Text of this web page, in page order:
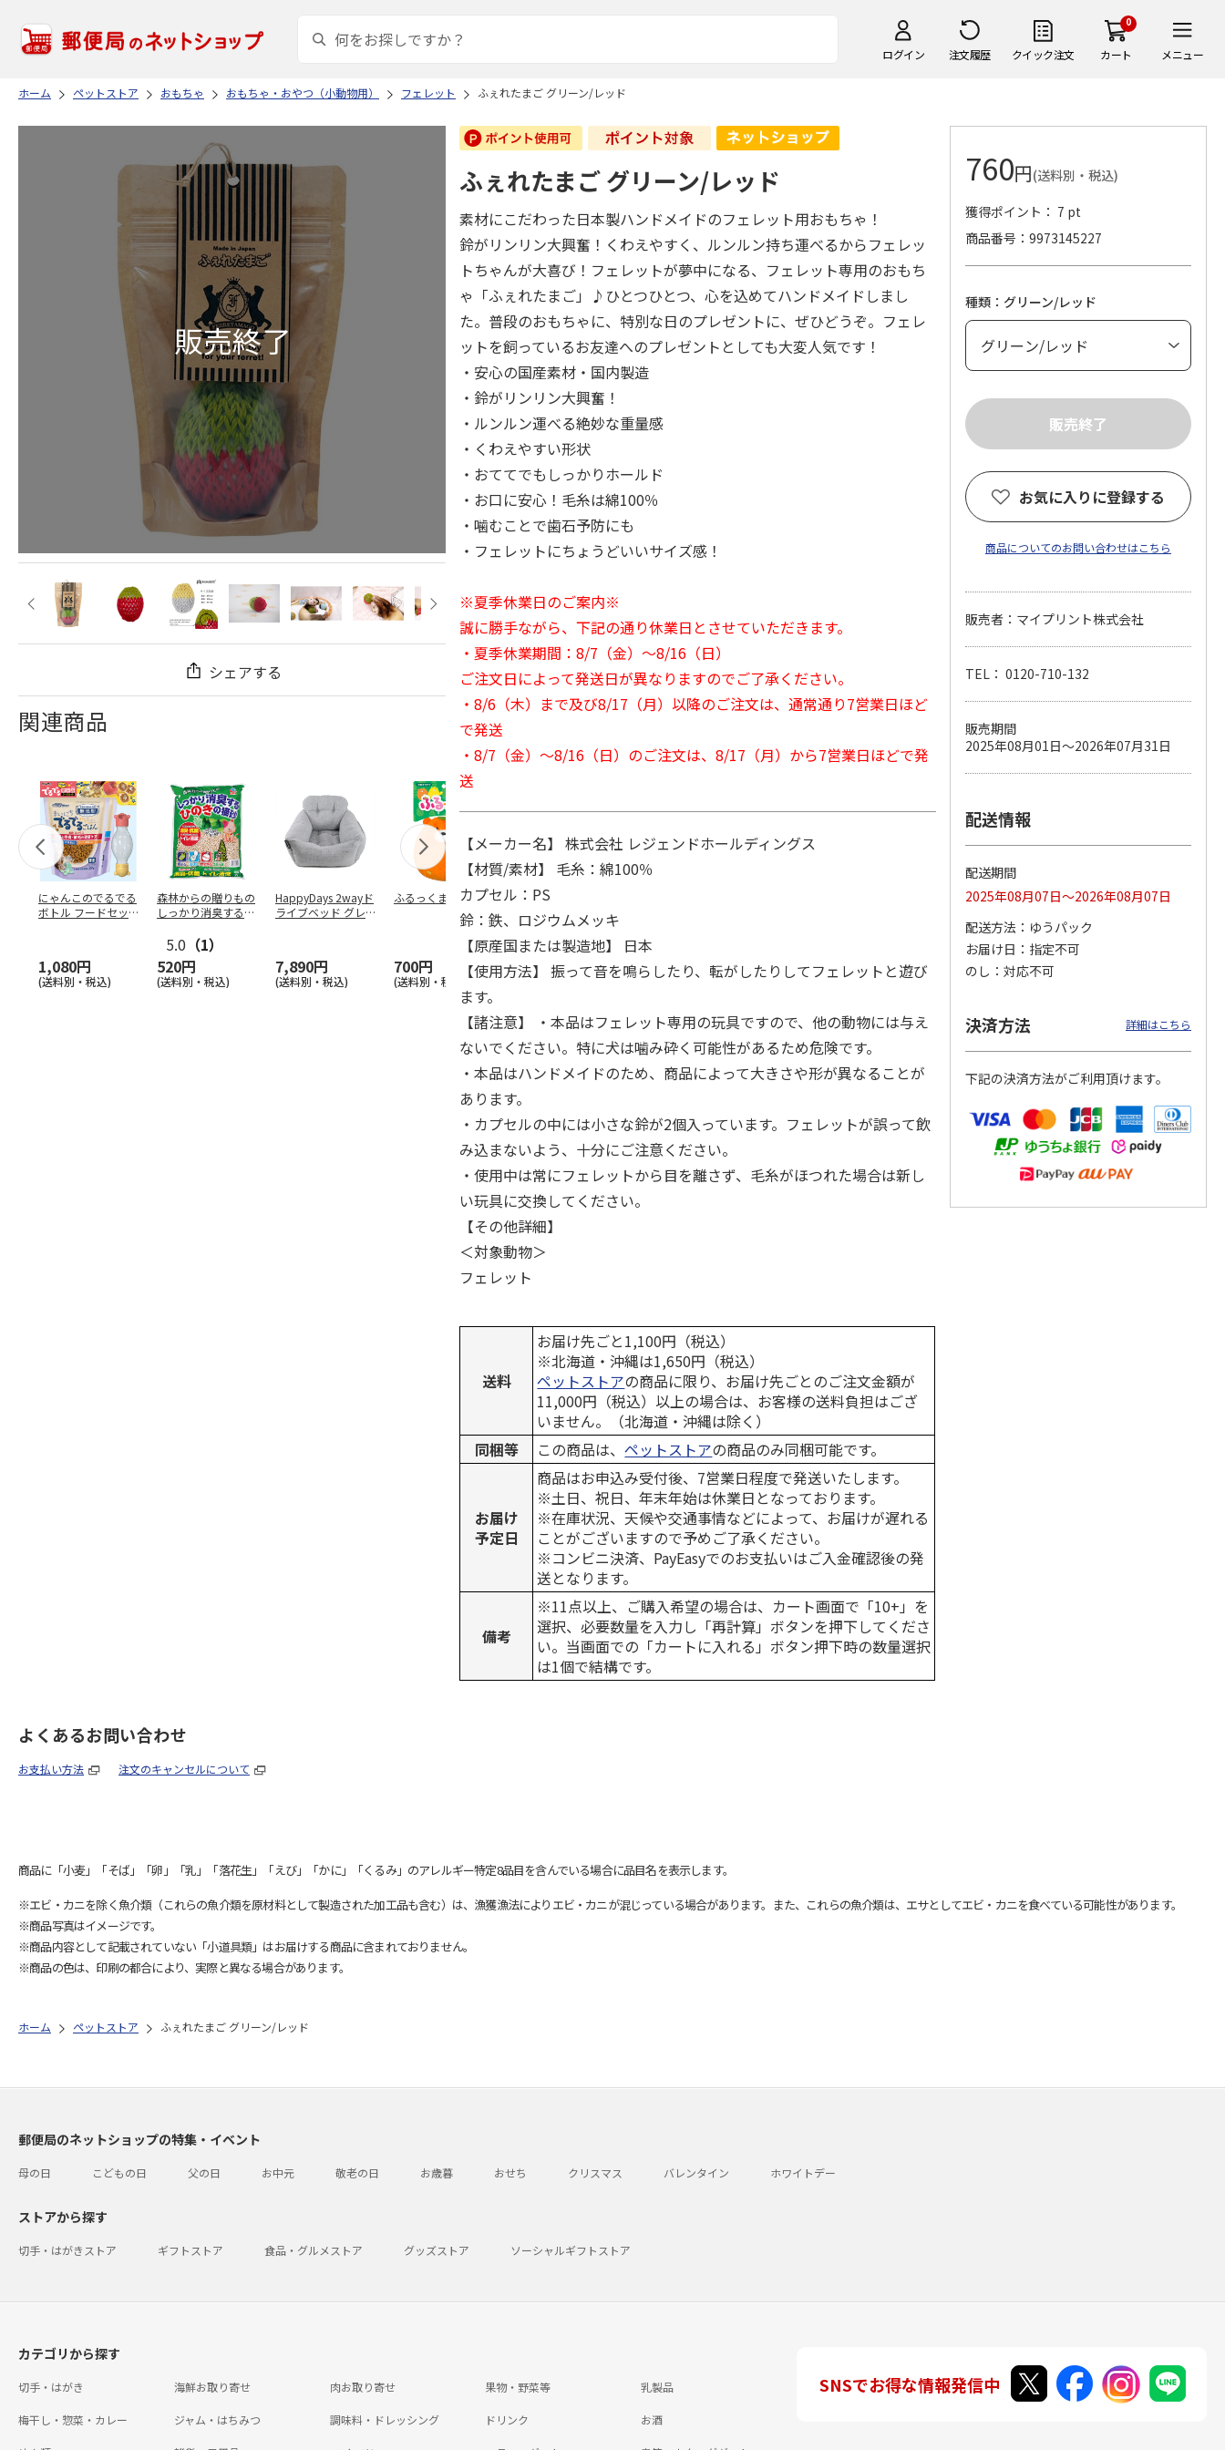
ログイン 注文履歴 クイック注文
0
カート メニュー
ホーム ペットストア おもちゃ おもちゃ・おやつ（小動物用） フェレット ふぇれたまご グリーン/レッド
シェアする
関連商品
にゃんこのでるでる
ボトル フードセッ
1,080円
(送料別・税込)
森林からの贈りもの
しっかり消臭するひ
5.0 （1）
520円
(送料別・税込)
HappyDays 2wayド
ライブベッド グレ
7,890円
(送料別・税込)
ふるっくま みかん
700円
(送料別・税込)
デオトイレ 飛び散
らない消臭・抗菌サ
ンド 4L
1,320円
(送料別・税込)
レー
1,550円
(送料別・税込)
470円
(送料別・税込)
120円
(送料別・税込)
ペット線香 虹のか
ローラルの香り
590円
(送料別・税込)
CIAO 香り立つクラ
ふぇれたまご グリーン/レッド
素材にこだわった日本製ハンドメイドのフェレット用おもちゃ！
鈴がリンリン大興奮！くわえやすく、ルンルン持ち運べるからフェレッ
トちゃんが大喜び！フェレットが夢中になる、フェレット専用のおもち
ゃ「ふぇれたまご」♪ひとつひとつ、心を込めてハンドメイドしまし
た。普段のおもちゃに、特別な日のプレゼントに、ぜひどうぞ。フェレ
ットを飼っているお友達へのプレゼントとしても大変人気です！
・安心の国産素材・国内製造
・鈴がリンリン大興奮！
・ルンルン運べる絶妙な重量感
・くわえやすい形状
・おててでもしっかりホールド
・お口に安心！毛糸は綿100％
・噛むことで歯石予防にも
・フェレットにちょうどいいサイズ感！
※夏季休業日のご案内※
誠に勝手ながら、下記の通り休業日とさせていただきます。
・夏季休業期間：8/7（金）～8/16（日）
ご注文日によって発送日が異なりますのでご了承ください。
・8/6（木）まで及び8/17（月）以降のご注文は、通常通り7営業日ほど
で発送
・8/7（金）～8/16（日）のご注文は、8/17（月）から7営業日ほどで発
送
【メーカー名】 株式会社 レジェンドホールディングス
【材質/素材】 毛糸：綿100％
カプセル：PS
鈴：鉄、ロジウムメッキ
【原産国または製造地】 日本
【使用方法】 振って音を鳴らしたり、転がしたりしてフェレットと遊び
ます。
【諸注意】 ・本品はフェレット専用の玩具ですので、他の動物には与え
ないでください。特に犬は噛み砕く可能性があるため危険です。
・本品はハンドメイドのため、商品によって大きさや形が異なることが
あります。
・カプセルの中には小さな鈴が2個入っています。フェレットが誤って飲
み込まないよう、十分にご注意ください。
・使用中は常にフェレットから目を離さず、毛糸がほつれた場合は新し
い玩具に交換してください。
【その他詳細】
＜対象動物＞
フェレット
送料
お届け先ごと1,100円（税込）
※北海道・沖縄は1,650円（税込）
ペットストアの商品に限り、お届け先ごとのご注文金額が
11,000円（税込）以上の場合は、お客様の送料負担はござ
いません。（北海道・沖縄は除く）
同梱等
この商品は、ペットストアの商品のみ同梱可能です。
お届け
予定日
商品はお申込み受付後、7営業日程度で発送いたします。
※土日、祝日、年末年始は休業日となっております。
※在庫状況、天候や交通事情などによって、お届けが遅れる
ことがございますので予めご了承ください。
※コンビニ決済、PayEasyでのお支払いはご入金確認後の発
送となります。
備考
※11点以上、ご購入希望の場合は、カート画面で「10+」を
選択、必要数量を入力し「再計算」ボタンを押下してくださ
い。当画面での「カートに入れる」ボタン押下時の数量選択
は1個で結構です。
760円(送料別・税込)
獲得ポイント： 7 pt
商品番号
9973145227
種類：グリーン/レッド
お気に入りに登録する
商品についてのお問い合わせはこちら
販売者：マイプリント株式会社
TEL： 0120-710-132
販売期間
2025年08月01日～2026年07月31日
配送情報
配送期間
2025年08月07日～2026年08月07日
配送方法
ゆうパック
お届け日
指定不可
のし
対応不可
決済方法 詳細はこちら
下記の決済方法がご利用頂けます。
よくあるお問い合わせ
お支払い方法 注文のキャンセルについて
商品に「小麦」「そば」「卵」「乳」「落花生」「えび」「かに」「くるみ」のアレルギー特定8品目を含んでいる場合に品目名を表示します。
※エビ・カニを除く魚介類（これらの魚介類を原材料として製造された加工品も含む）は、漁獲漁法によりエビ・カニが混じっている場合があります。また、これらの魚介類は、エサとしてエビ・カニを食べている可能性があります。
※商品写真はイメージです。
※商品内容として記載されていない「小道具類」はお届けする商品に含まれておりません。
※商品の色は、印刷の都合により、実際と異なる場合があります。
ホーム ペットストア ふぇれたまご グリーン/レッド
郵便局のネットショップの特集・イベント
母の日 こどもの日 父の日 お中元 敬老の日 お歳暮 おせち クリスマス バレンタイン ホワイトデー
ストアから探す
切手・はがきストア ギフトストア 食品・グルメストア グッズストア ソーシャルギフトストア
カテゴリから探す
切手・はがき 海鮮お取り寄せ 肉お取り寄せ 果物・野菜等 乳製品
梅干し・惣菜・カレー ジャム・はちみつ 調味料・ドレッシング ドリンク お酒
SNSでお得な情報発信中